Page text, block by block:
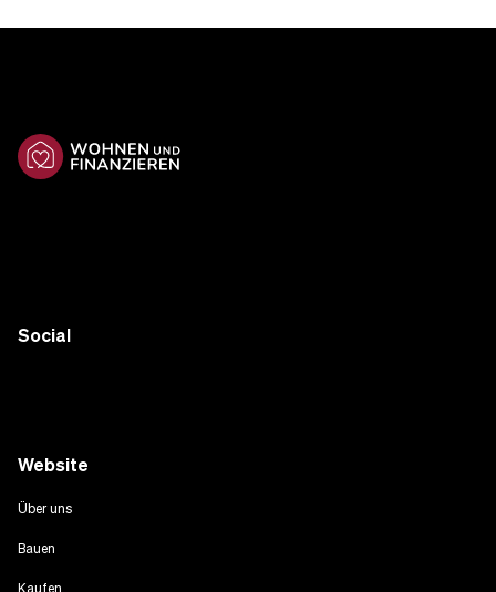
Website
Über uns
Bauen
Kaufen
Social